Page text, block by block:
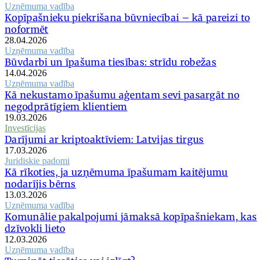
Uzņēmuma vadība
Kopīpašnieku piekrišana būvniecībai – kā pareizi to
noformēt
28.04.2026
Uzņēmuma vadība
Būvdarbi un īpašuma tiesības: strīdu robežas
14.04.2026
Uzņēmuma vadība
Kā nekustamo īpašumu aģentam sevi pasargāt no
negodprātīgiem klientiem
19.03.2026
Investīcijas
Darījumi ar kriptoaktīviem: Latvijas tirgus
17.03.2026
Juridiskie padomi
Kā rīkoties, ja uzņēmuma īpašumam kaitējumu
nodarījis bērns
13.03.2026
Uzņēmuma vadība
Komunālie pakalpojumi jāmaksā kopīpašniekam, kas
dzīvokli lieto
12.03.2026
Uzņēmuma vadība